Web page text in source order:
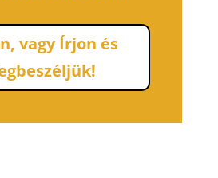
vagy Írjon és